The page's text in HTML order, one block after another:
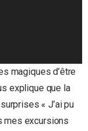
magiques d’être
explique que la
« J’ai pu
mes excursions